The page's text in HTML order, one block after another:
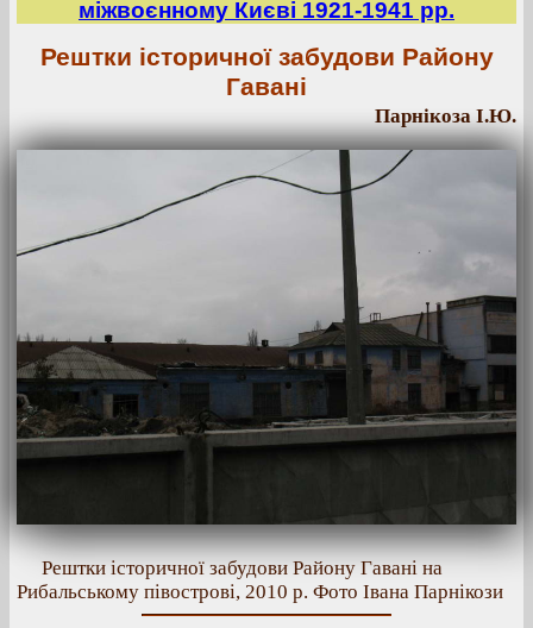
міжвоєнному Києві 1921-1941 рр.
Рештки історичної забудови Району
Гавані
Парнікоза І.Ю.
Рештки історичної забудови Району Гавані на
Рибальському півострові, 2010 р. Фото Івана Парнікози